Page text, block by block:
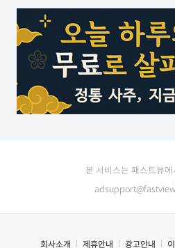
본 서비스는 패스트뷰
회사소개 제휴안내 광고안내